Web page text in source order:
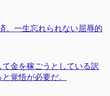
。一生忘れられない屈辱的
て金を稼ごうとしている訳
覚悟が必要だ。